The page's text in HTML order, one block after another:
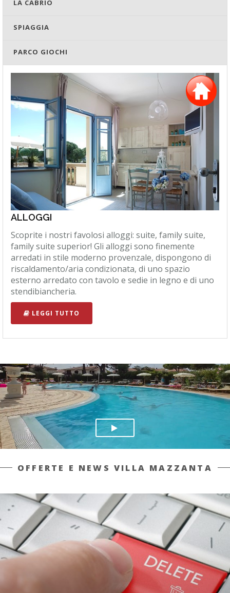
LA CABRIO
SPIAGGIA
PARCO GIOCHI
ALLOGGI
Scoprite i nostri favolosi alloggi: suite, family suite,
family suite superior! Gli alloggi sono finemente
arredati in stile moderno provenzale, dispongono di
riscaldamento/aria condizionata, di uno spazio
esterno arredato con tavolo e sedie in legno e di uno
stendibiancheria.
LEGGI TUTTO
OFFERTE E NEWS VILLA MAZZANTA